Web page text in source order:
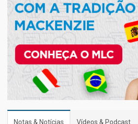
Notas & Notícias Vídeos & Podcast